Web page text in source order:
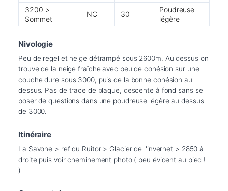
3200 >
Sommet
NC 30
Poudreuse
légère
Nivologie
Peu de regel et neige détrampé sous 2600m. Au dessus on
trouve de la neige fraîche avec peu de cohésion sur une
couche dure sous 3000, puis de la bonne cohésion au
dessus. Pas de trace de plaque, descente à fond sans se
poser de questions dans une poudreuse légère au dessus
Itinéraire
La Savone > ref du Ruitor > Glacier de l'invernet > 2850 à
droite puis voir cheminement photo ( peu évident au pied !